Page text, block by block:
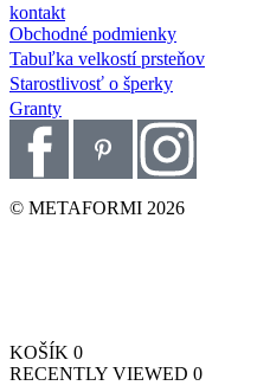
kontakt
Obchodné podmienky
Tabuľka velkostí prsteňov
Starostlivosť o šperky
Granty
© METAFORMI 2026
KOŠÍK 0
RECENTLY VIEWED 0